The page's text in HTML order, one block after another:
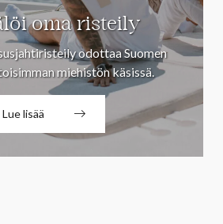
oma risteily
odottaa Suomen
miehistön käsissä.
Lue lisää